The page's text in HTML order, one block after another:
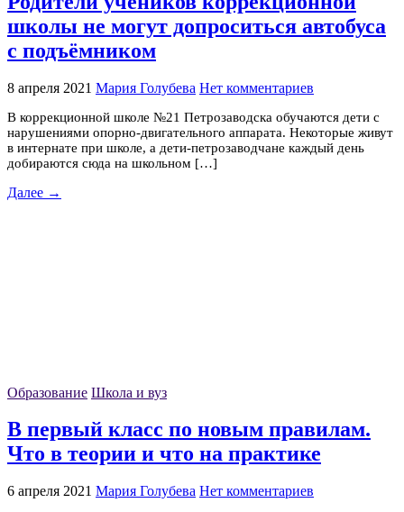
школы не могут допроситься автобуса
с подъёмником
8 апреля 2021 Мария Голубева Нет комментариев
В коррекционной школе №21 Петрозаводска обучаются дети с
нарушениями опорно-двигательного аппарата. Некоторые живут
в интернате при школе, а дети-петрозаводчане каждый день
добираются сюда на школьном […]
Далее →
Образование Школа и вуз
В первый класс по новым правилам.
Что в теории и что на практике
6 апреля 2021 Мария Голубева Нет комментариев